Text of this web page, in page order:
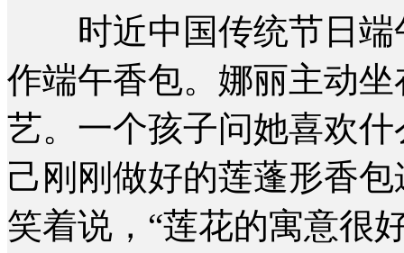
时近中国传统节日端
作端午香包。娜丽主动
艺。一个孩子问她喜欢
己刚刚做好的莲蓬形香
笑着说，“莲花的寓意很